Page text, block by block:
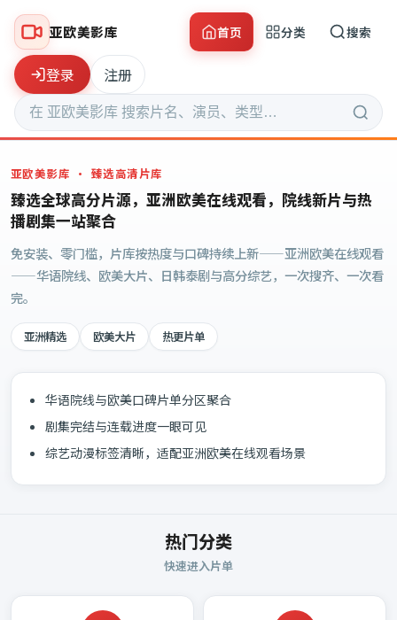
亚欧美影库 首页 分类 搜索
登录 注册
亚欧美影库 · 臻选高清片库
臻选全球高分片源，亚洲欧美在线观看，院线新片与热
播剧集一站聚合
免安装、零门槛，片库按热度与口碑持续上新——亚洲欧美在线观看
——华语院线、欧美大片、日韩泰剧与高分综艺，一次搜齐、一次看
完。
亚洲精选 欧美大片 热更片单
华语院线与欧美口碑片单分区聚合
剧集完结与连载进度一眼可见
综艺动漫标签清晰，适配亚洲欧美在线观看场景
热门分类
快速进入片单